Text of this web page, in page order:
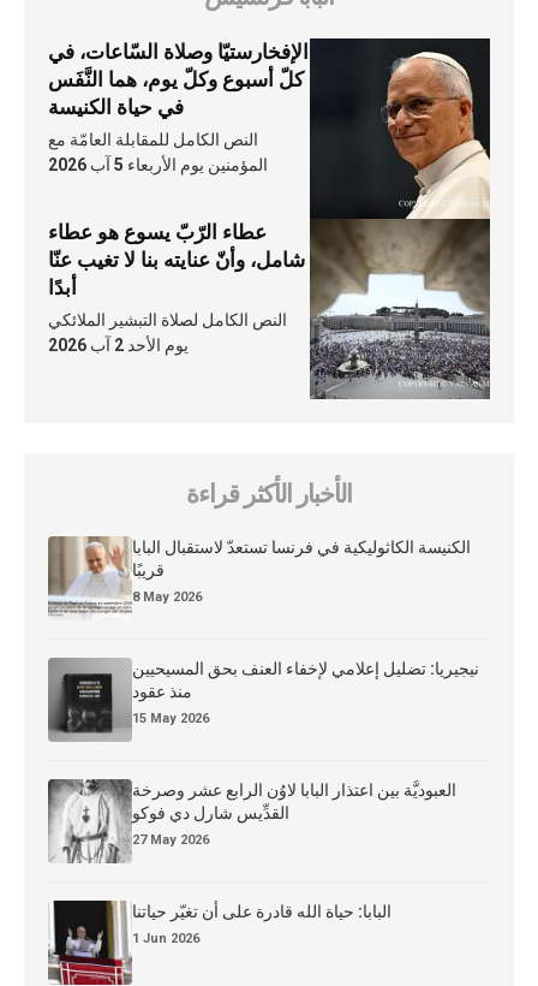
الإفخارستيّا وصلاة السّاعات، في
كلّ أسبوع وكلّ يوم، هما النَّفَس
في حياة الكنيسة
النص الكامل للمقابلة العامّة مع
المؤمنين يوم الأربعاء 5 آب 2026
عطاء الرّبّ يسوع هو عطاء
شامل، وأنّ عنايته بنا لا تغيب عنّا
أبدًا
النص الكامل لصلاة التبشير الملائكي
يوم الأحد 2 آب 2026
الأخبار الأكثر قراءة
الكنيسة الكاثوليكية في فرنسا تستعدّ لاستقبال البابا
قريبًا
8 May 2026
نيجيريا: تضليل إعلامي لإخفاء العنف بحق المسيحيين
منذ عقود
15 May 2026
العبوديَّة بين اعتذار البابا لاوُن الرابع عشر وصرخة
القدِّيس شارل دي فوكو
27 May 2026
البابا: حياة الله قادرة على أن تغيّر حياتنا
1 Jun 2026